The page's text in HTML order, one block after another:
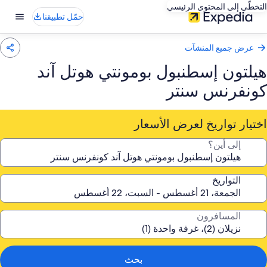
التخطّي إلى المحتوى الرئيسي
حمّل تطبيقنا
عرض جميع المنشآت
هيلتون إسطنبول بومونتي هوتل آند
كونفرنس سنتر
اختيار تواريخ لعرض الأسعار
إلى أين؟
التواريخ
المسافرون
بحث